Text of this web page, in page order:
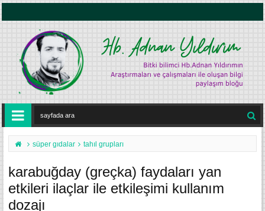
süper gıdalar tahıl grupları
karabuğday (greçka) faydaları yan
etkileri ilaçlar ile etkileşimi kullanım
dozajı